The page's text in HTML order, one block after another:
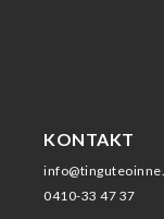
KONTAKT
0410-33 47 37